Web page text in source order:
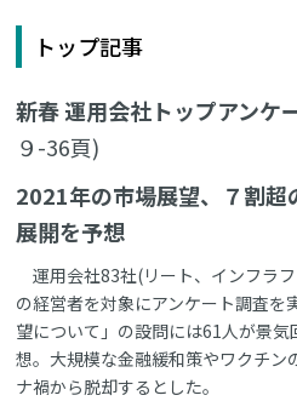
トップ記事
新春 運用会社トップアンケ
９-36頁)
2021年の市場展望、７割超
展開を予想
運用会社83社(リート、インフラ
の経営者を対象にアンケート調査を
望について」の設問には61人が景
想。大規模な金融緩和策やワクチン
ナ禍から脱却するとした。